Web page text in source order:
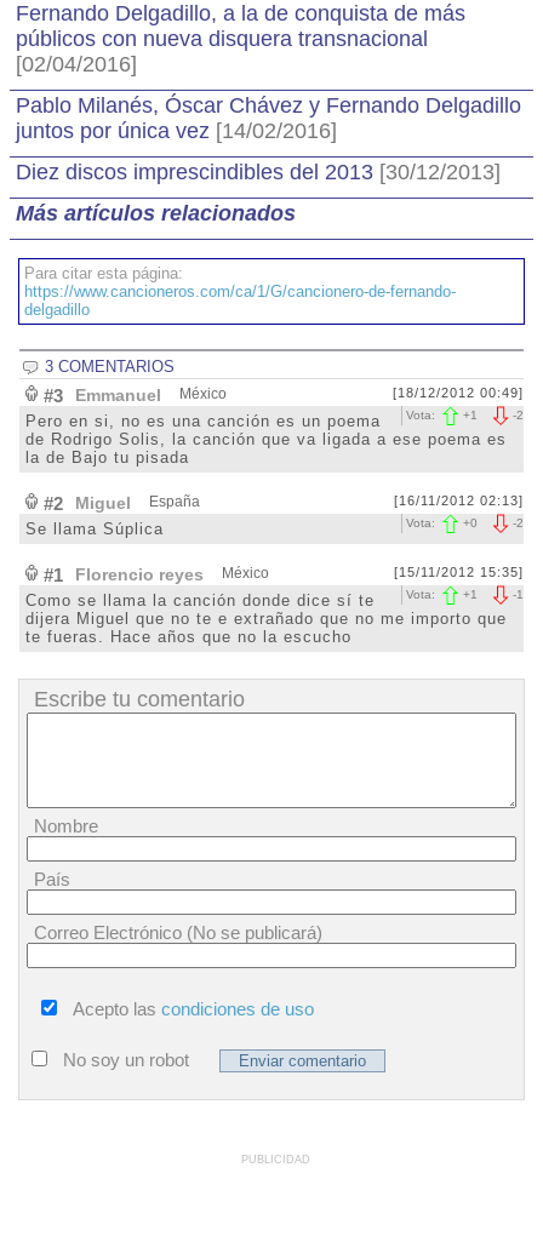
Fernando Delgadillo, a la de conquista de más
públicos con nueva disquera transnacional
[02/04/2016]
Pablo Milanés, Óscar Chávez y Fernando Delgadillo
juntos por única vez [14/02/2016]
Diez discos imprescindibles del 2013 [30/12/2013]
Más artículos relacionados
Para citar esta página:
https://www.cancioneros.com/ca/1/G/cancionero-de-fernando-
delgadillo
3 COMENTARIOS
#3 Emmanuel México [18/12/2012 00:49]
-2
Vota: +1
Pero en si, no es una canción es un poema
de Rodrigo Solis, la canción que va ligada a ese poema es
la de Bajo tu pisada
#2 Miguel España [16/11/2012 02:13]
-2
Vota: +0
Se llama Súplica
#1 Florencio reyes México [15/11/2012 15:35]
-1
Vota: +1
Como se llama la canción donde dice sí te
dijera Miguel que no te e extrañado que no me importo que
te fueras. Hace años que no la escucho
Escribe tu comentario
Nombre
País
Correo Electrónico (No se publicará)
Acepto las condiciones de uso
No soy un robot
PUBLICIDAD